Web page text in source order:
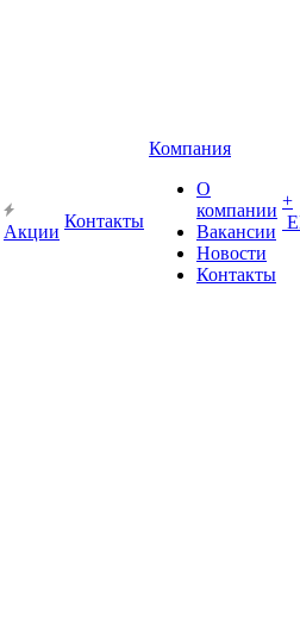
Акции
Контакты
Компания
О
компании
Вакансии
Новости
Контакты
+